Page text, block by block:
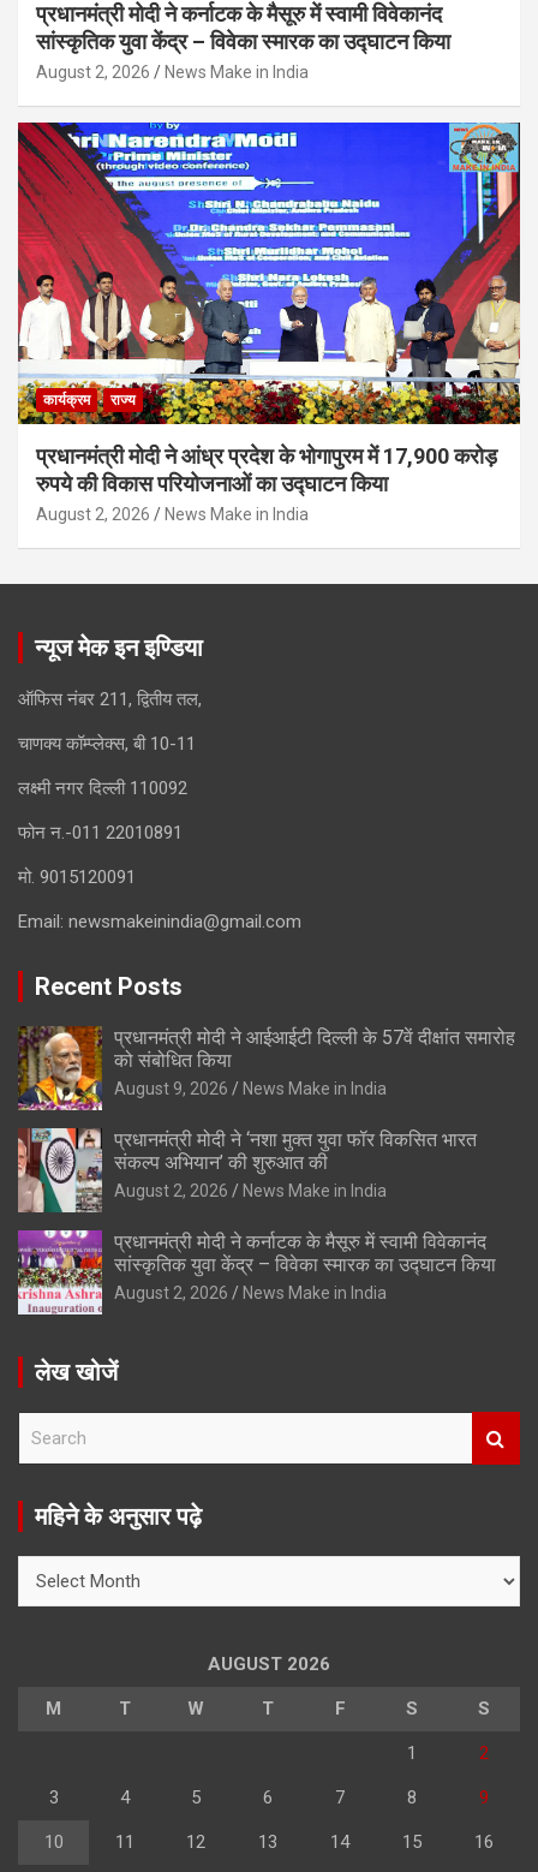
प्रधानमंत्री मोदी ने कर्नाटक के मैसूरु में स्वामी विवेकानंद
सांस्कृतिक युवा केंद्र – विवेका स्मारक का उद्घाटन किया
August 2, 2026 News Make in India
कार्यक्रम राज्य
प्रधानमंत्री मोदी ने आंध्र प्रदेश के भोगापुरम में 17,900 करोड़
रुपये की विकास परियोजनाओं का उद्घाटन किया
August 2, 2026 News Make in India
न्यूज मेक इन इण्डिया
ऑफिस नंबर 211, द्वितीय तल,
चाणक्य कॉम्प्लेक्स, बी 10-11
लक्ष्मी नगर दिल्ली 110092
फोन न.-011 22010891
मो. 9015120091
Email: newsmakeinindia@gmail.com
Recent Posts
प्रधानमंत्री मोदी ने आईआईटी दिल्ली के 57वें दीक्षांत समारोह
को संबोधित किया
August 9, 2026 News Make in India
प्रधानमंत्री मोदी ने ‘नशा मुक्त युवा फॉर विकसित भारत
संकल्प अभियान’ की शुरुआत की
August 2, 2026 News Make in India
प्रधानमंत्री मोदी ने कर्नाटक के मैसूरु में स्वामी विवेकानंद
सांस्कृतिक युवा केंद्र – विवेका स्मारक का उद्घाटन किया
August 2, 2026 News Make in India
लेख खोजें
r
महिने के अनुसार पढ़े
AUGUST 2026
M T W T F S S
1 2
3 4 5 6 7 8 9
10 11 12 13 14 15 16